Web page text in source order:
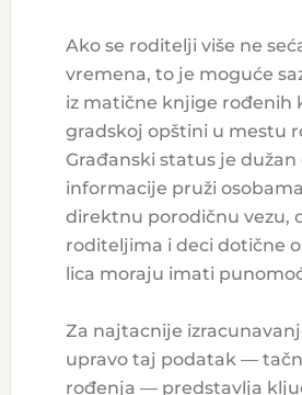
Ako se roditelji više ne
vremena, to je moguće
iz matične knjige rođenih
gradskoj opštini u mestu
Građanski status je dužan
informacije pruži
direktnu porodičnu vezu,
roditeljima i deci dotične
lica moraju imati
Za najtacnije
upravo taj podatak —
rođenja — predstavlja